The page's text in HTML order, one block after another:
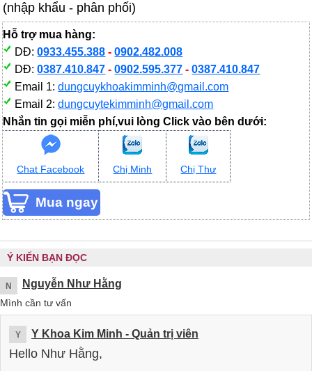
(nhập khẩu - phân phối)
Hỗ trợ mua hàng:
DĐ:0933.455.388 -0902.482.008
DĐ:0387.410.847 -0902.595.377 -0387.410.847
Email 1:dungcuykhoakimminh@gmail.com
Email 2:dungcuytekimminh@gmail.com
Nhắn tin gọi miễn phí,vui lòng Click vào bên dưới:
Chat Facebook Chị Minh Chị Thư
Ý KIẾN BẠN ĐỌC
N Nguyễn Như Hằng
Mình cần tư vấn
Y Y Khoa Kim Minh - Quản trị viên
Hello Như Hằng,